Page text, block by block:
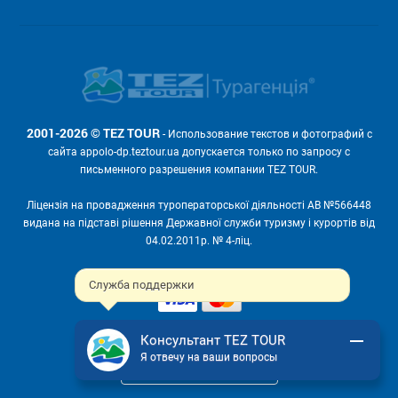
Служба поддержки
Консультант TEZ TOUR
Я отвечу на ваши вопросы
2001-2026 © TEZ TOUR- Использование текстов и фотографий с
сайта appolo-dp.teztour.ua допускается только по запросу с
письменного разрешения компании TEZ TOUR.
Ліцензія на провадження туроператорської діяльності АВ №566448
видана на підставі рішення Державної служби туризму і курортів від
04.02.2011р. № 4-ліц.
Мы принимаем: